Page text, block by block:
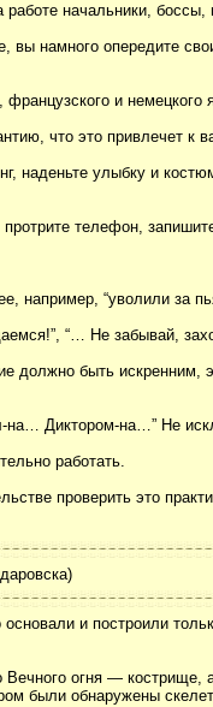
начальники,
намного опередите
и
что это привлечет к
наденьте улыбку и
телефон,
например, “уволили за
“… Не забывай,
должно быть
на… Диктором-на…” Не
работать.
проверить это
и построили
Вечного огня —
были обнаружены